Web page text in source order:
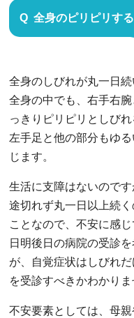
全身のピリピリす
全身のしびれが丸一日続
全身の中でも、右手右
っきりピリピリとしびれ
左手足と他の部分もゆ
じます。
生活に支障はないので
途切れず丸一日以上続
ことなので、不安に感
日明後日の病院の受診
が、自覚症状はしびれ
を受診すべきかわかりま
不安要素としては、母